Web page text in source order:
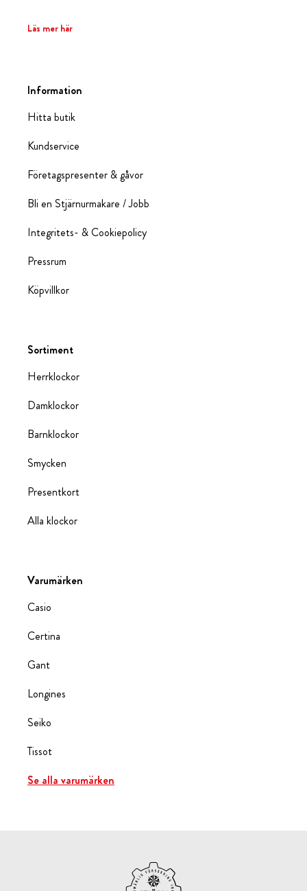
Läs mer här
Information
Hitta butik
Kundservice
Företagspresenter & gåvor
Bli en Stjärnurmakare / Jobb
Integritets- & Cookiepolicy
Pressrum
Köpvillkor
Sortiment
Herrklockor
Damklockor
Barnklockor
Smycken
Presentkort
Alla klockor
Varumärken
Casio
Certina
Gant
Longines
Seiko
Tissot
Se alla varumärken